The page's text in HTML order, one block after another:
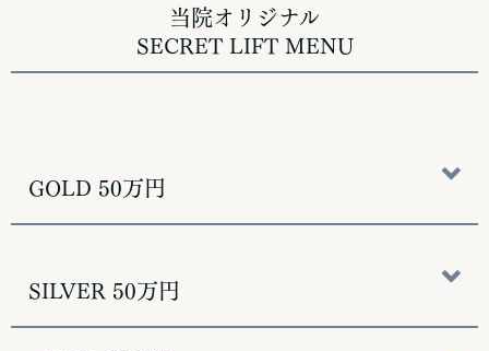
当院オリジナル
SECRET LIFT MENU
GOLD 50万円
SILVER 50万円